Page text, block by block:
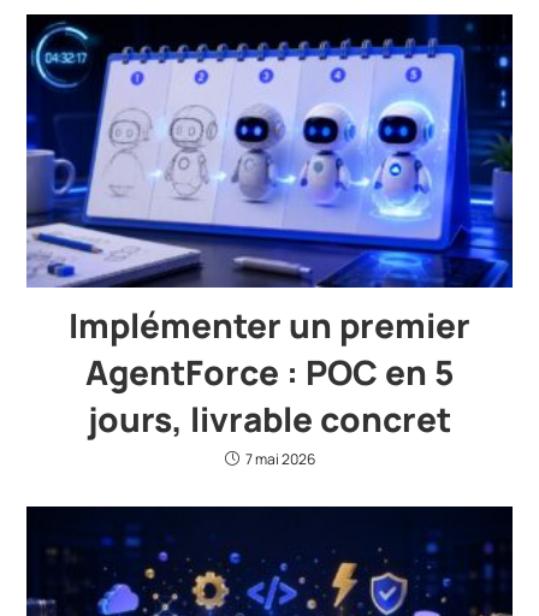
Implémenter un premier
AgentForce : POC en 5
jours, livrable concret
7 mai 2026